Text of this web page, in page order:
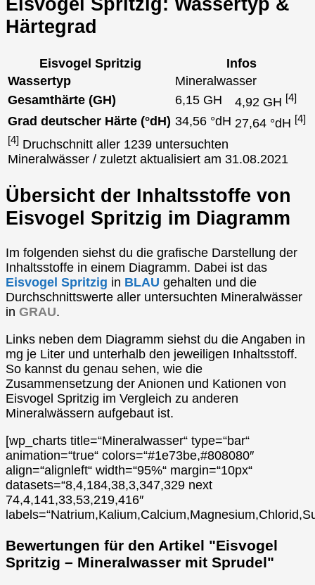
Härtegrad
Eisvogel Spritzig
Infos
Wassertyp
Mineralwasser
Gesamthärte (GH)
6,15 GH 4,92 GH [4]
Grad deutscher Härte (°dH) 34,56 °dH 27,64 °dH [4]
[4] Druchschnitt aller 1239 untersuchten
Mineralwässer / zuletzt aktualisiert am 31.08.2021
Übersicht der Inhaltsstoffe von
Eisvogel Spritzig im Diagramm
Im folgenden siehst du die grafische Darstellung der
Inhaltsstoffe in einem Diagramm. Dabei ist das
Eisvogel Spritzig in BLAU gehalten und die
Durchschnittswerte aller untersuchten Mineralwässer
in GRAU.
Links neben dem Diagramm siehst du die Angaben in
mg je Liter und unterhalb den jeweiligen Inhaltsstoff.
So kannst du genau sehen, wie die
Zusammensetzung der Anionen und Kationen von
Eisvogel Spritzig im Vergleich zu anderen
Mineralwässern aufgebaut ist.
[wp_charts title=“Mineralwasser“ type=“bar“
animation=“true“ colors=“#1e73be,#808080″
align=“alignleft“ width=“95%“ margin=“10px“
datasets=“8,4,184,38,3,347,329 next
74,4,141,33,53,219,416″
Bewertungen für den Artikel "Eisvogel
Spritzig – Mineralwasser mit Sprudel"